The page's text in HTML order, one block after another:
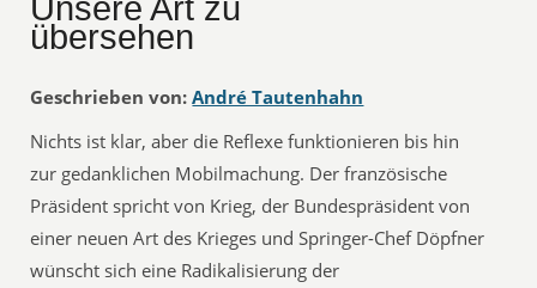
Unsere Art zu
übersehen
Geschrieben von: André Tautenhahn
Nichts ist klar, aber die Reflexe funktionieren bis hin
zur gedanklichen Mobilmachung. Der französische
Präsident spricht von Krieg, der Bundespräsident von
einer neuen Art des Krieges und Springer-Chef Döpfner
wünscht sich eine Radikalisierung der